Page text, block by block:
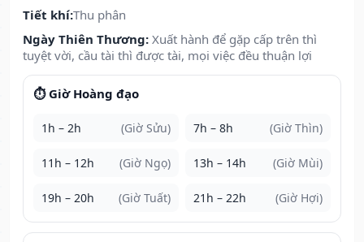
Tiết khí:Thu phân
Ngày Thiên Thương: Xuất hành để gặp cấp trên thì
tuyệt vời, cầu tài thì được tài, mọi việc đều thuận lợi
⏱️ Giờ Hoàng đạo
1h – 2h (Giờ Sửu) 7h – 8h (Giờ Thìn)
11h – 12h (Giờ Ngọ) 13h – 14h (Giờ Mùi)
19h – 20h (Giờ Tuất) 21h – 22h (Giờ Hợi)